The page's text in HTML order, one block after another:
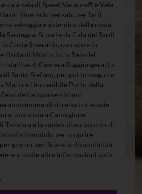
a vela di Speed Vacanze® e Vela
un itinerario pensato per farti
selvaggia e autentica della costa
Sardegna. Si parte da Cala dei Sardi
Costa Smeralda, con soste in
l’Isola di Mortorio, la Baia del
di Caprera.Raggiungerai La
di Santo Stefano, per poi proseguire
Maria e l’incredibile Porto della
dell’acqua sembrano
momenti di relax tra le baie
una sosta a Cannigione,
Tavolara e la sabbia bianchissima di
il modulo per scoprire
giorno, verificare la disponibilità
a molte altre informazioni sulla